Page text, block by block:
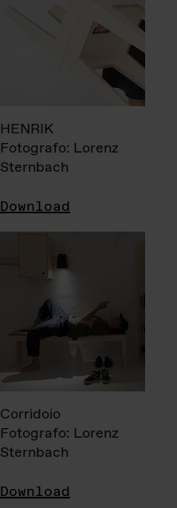
HENRIK
Fotografo: Lorenz
Sternbach
Download
Corridoio
Fotografo: Lorenz
Sternbach
Download